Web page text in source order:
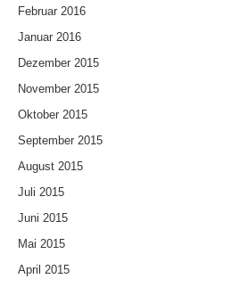
Februar 2016
Januar 2016
Dezember 2015
November 2015
Oktober 2015
September 2015
August 2015
Juli 2015
Juni 2015
Mai 2015
April 2015